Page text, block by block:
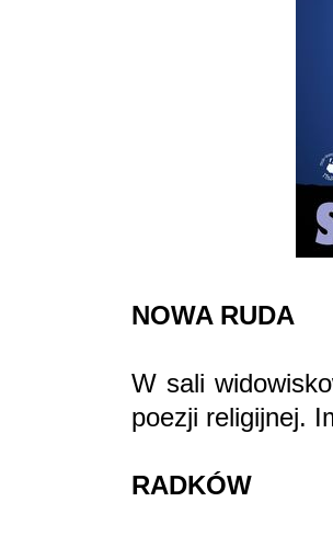
NOWA RUDA
W sali
poezji religijnej.
RADKÓW